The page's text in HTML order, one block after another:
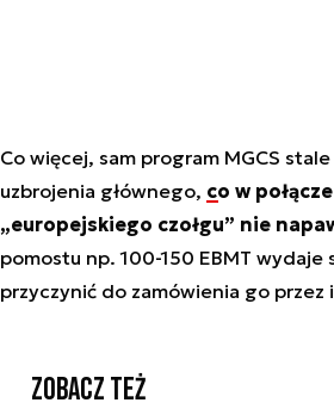
Co więcej, sam program MGCS
uzbrojenia głównego, co w
„europejskiego czołgu” nie
pomostu np. 100-150 EBMT wydaje
przyczynić do zamówienia go
Zobacz też